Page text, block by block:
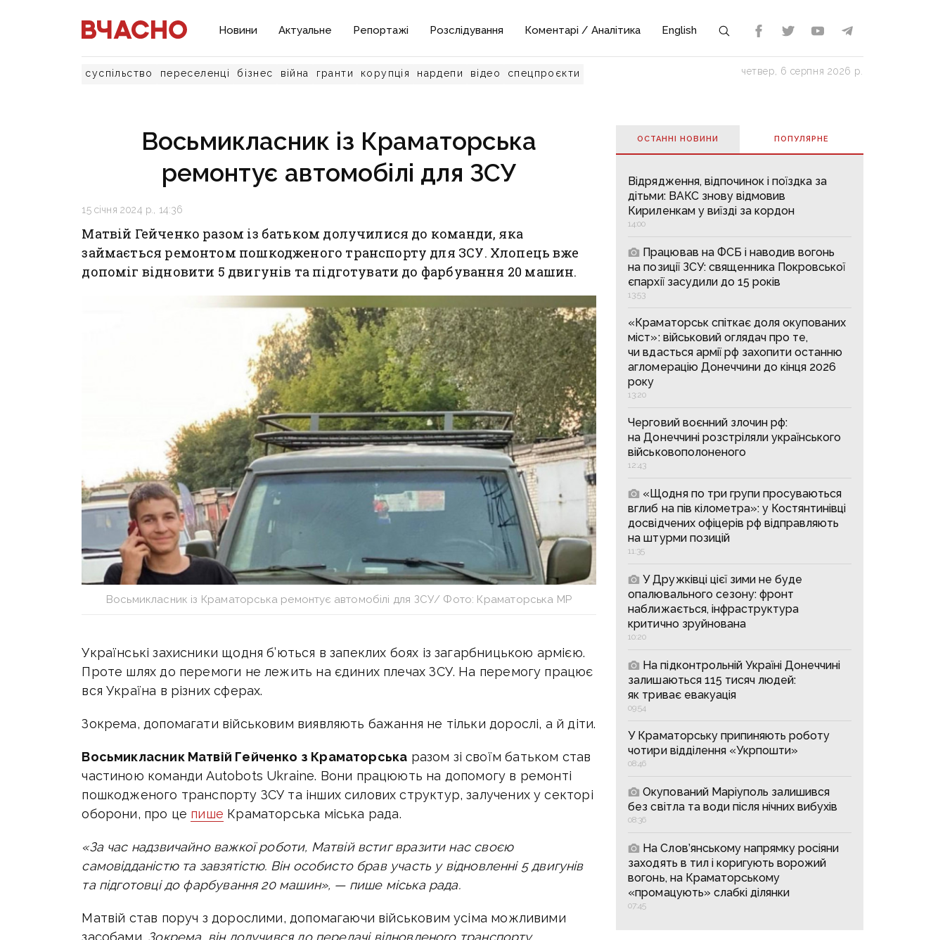
Новини Актуальне Репортажі Розслідування Коментарі / Аналітика English
суспільство переселенці бізнес війна гранти корупція нардепи відео спецпроєкти четвер, 6 серпня 2026 р.
Восьмикласник із Краматорська
ремонтує автомобілі для ЗСУ
15 січня 2024 р., 14:36
Матвій Гейченко разом із батьком долучилися до команди, яка
займається ремонтом пошкодженого транспорту для ЗСУ. Хлопець вже
допоміг відновити 5 двигунів та підготувати до фарбування 20 машин.
Восьмикласник із Краматорська ремонтує автомобілі для ЗСУ/ Фото: Краматорська МР
Українські захисники щодня б’ються в запеклих боях із загарбницькою армією.
Проте шлях до перемоги не лежить на єдиних плечах ЗСУ. На перемогу працює
вся Україна в різних сферах.
Зокрема, допомагати військовим виявляють бажання не тільки дорослі, а й діти.
ВосьмикласникМатвій Гейченко з Краматорська разом зі своїм батьком став
частиною команди Autobots Ukraine. Вони працюють на допомогу в ремонті
пошкодженого транспорту ЗСУ та інших силових структур, залучених у секторі
оборони, про це пише Краматорська міська рада.
«За час надзвичайно важкої роботи, Матвій встиг вразити нас своєю
самовідданістю та завзятістю. Він особисто брав участь у відновленні 5 двигунів
та підготовці до фарбування 20 машин», — пише міська рада.
Матвій став поруч з дорослими, допомагаючи військовим усіма можливими
засобами. Зокрема, він долучився до передачі відновленого транспорту
ОСТАННІ НОВИНИ ПОПУЛЯРНE
Відрядження, відпочинок і поїздка за
дітьми: ВАКС знову відмовив
Кириленкам у виїзді за кордон
14:00
Працював на ФСБ і наводив вогонь
на позиції ЗСУ: священника Покровської
єпархії засудили до 15 років
13:53
«Краматорськ спіткає доля окупованих
міст»: військовий оглядач про те,
чи вдасться армії рф захопити останню
агломерацію Донеччини до кінця 2026
року
13:20
Черговий воєнний злочин рф:
на Донеччині розстріляли українського
військовополоненого
12:43
«Щодня по три групи просуваються
вглиб на пів кілометра»: у Костянтинівці
досвідчених офіцерів рф відправляють
на штурми позицій
11:35
У Дружківці цієї зими не буде
опалювального сезону: фронт
наближається, інфраструктура
критично зруйнована
10:20
На підконтрольній Україні Донеччині
залишаються 115 тисяч людей:
як триває евакуація
09:54
У Краматорську припиняють роботу
чотири відділення «Укрпошти»
08:46
Окупований Маріуполь залишився
без світла та води після нічних вибухів
08:36
На Слов’янському напрямку росіяни
заходять в тил і коригують ворожий
вогонь, на Краматорському
«промацують» слабкі ділянки
07:45